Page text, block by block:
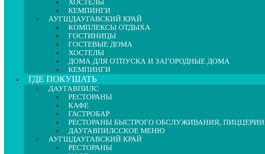
ХОСТЕЛЫ
КЕМПИНГИ
АУГШДАУГАВСКИЙ КРАЙ
КОМПЛЕКСЫ ОТДЫХА
ГОСТИНИЦЫ
ГОСТЕВЫЕ ДОМА
ХОСТЕЛЫ
ДОМА ДЛЯ ОТПУСКА И ЗАГОРОДНЫЕ ДОМА
КЕМПИНГИ
ГДЕ ПОКУШАТЬ
ДАУГАВПИЛС
РЕСТОРАНЫ
КАФЕ
ГАСТРОБАР
РЕСТОРАНЫ БЫСТРОГО ОБСЛУЖИВАНИЯ, ПИЦЦЕРИИ
ДАУГАВПИЛССКОЕ МЕНЮ
АУГШДАУГАВСКИЙ КРАЙ
РЕСТОРАНЫ